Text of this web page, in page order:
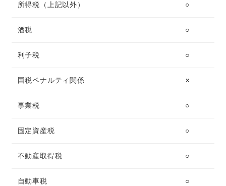
所得税（上記以外） ○
酒税 ○
利子税 ○
国税ペナルティ関係 ×
事業税 ○
固定資産税 ○
不動産取得税 ○
自動車税 ○